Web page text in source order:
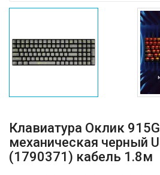
Клавиатура Оклик
механическая черный
(1790371) кабель 1.8м